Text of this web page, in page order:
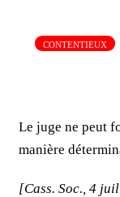
CONTENTIEUX
Le juge ne peut
manière
[Cass. Soc., 4